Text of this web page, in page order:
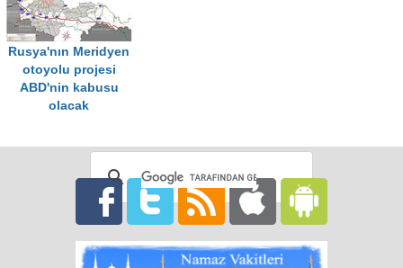
Rusya'nın Meridyen
otoyolu projesi
ABD'nin kabusu
olacak